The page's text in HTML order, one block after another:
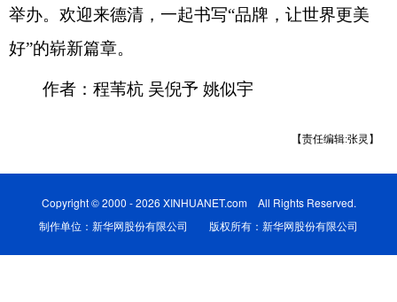
举办。欢迎来德清，一起书写“品牌，让世界更美
好”的崭新篇章。
作者：程苇杭 吴倪予 姚似宇
【责任编辑:张灵】
Copyright © 2000 - 2026 XINHUANET.com All Rights Reserved.
制作单位：新华网股份有限公司 版权所有：新华网股份有限公司